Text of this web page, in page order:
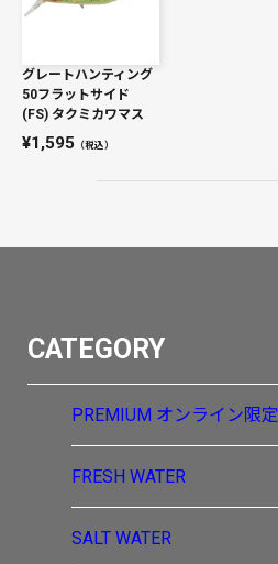
グレートハンティング
50フラットサイド
(FS) タクミカワマス
1,595 （税込）
CATEGORY
PREMIUM オンライン限定
FRESH WATER
SALT WATER